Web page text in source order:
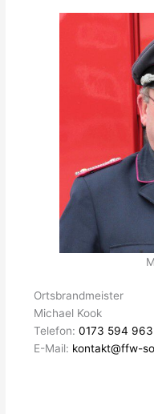
Ortsbrandmeister
Michael Kook
Telefon: 0173 594
E-Mail: kontakt@ffw-